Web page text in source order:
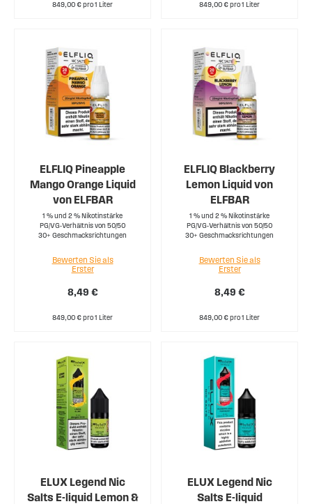
849,00 € pro 1 Liter 849,00 € pro 1 Liter
ELFLIQ Pineapple
Mango Orange Liquid
von ELFBAR
1 % und 2 % Nikotinstärke
PG/VG-Verhältnis von 50/50
30+ Geschmacksrichtungen
8,49 €
Bewerten Sie als
Erster
849,00 € pro 1 Liter
ELFLIQ Blackberry
Lemon Liquid von
ELFBAR
1 % und 2 % Nikotinstärke
PG/VG-Verhältnis von 50/50
30+ Geschmacksrichtungen
8,49 €
Bewerten Sie als
Erster
849,00 € pro 1 Liter
ELUX Legend Nic
Salts E-liquid Lemon &
ELUX Legend Nic
Salts E-liquid